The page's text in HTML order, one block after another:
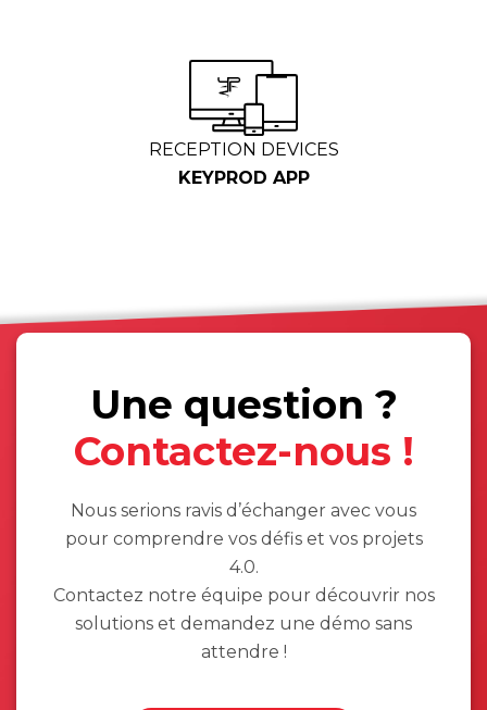
RECEPTION DEVICES
KEYPROD APP
Une question ?
Contactez-nous !
Nous serions ravis d’échanger avec vous
pour comprendre vos défis et vos projets
4.0.
Contactez notre équipe pour découvrir nos
solutions et demandez une démo sans
attendre !